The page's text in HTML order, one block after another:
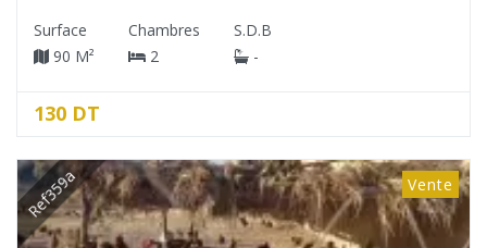
Surface
90 M²
Chambres
2
S.D.B
-
130 DT
Ref359a Vente